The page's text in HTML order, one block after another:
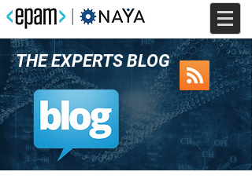
THE EXPERTS BLOG